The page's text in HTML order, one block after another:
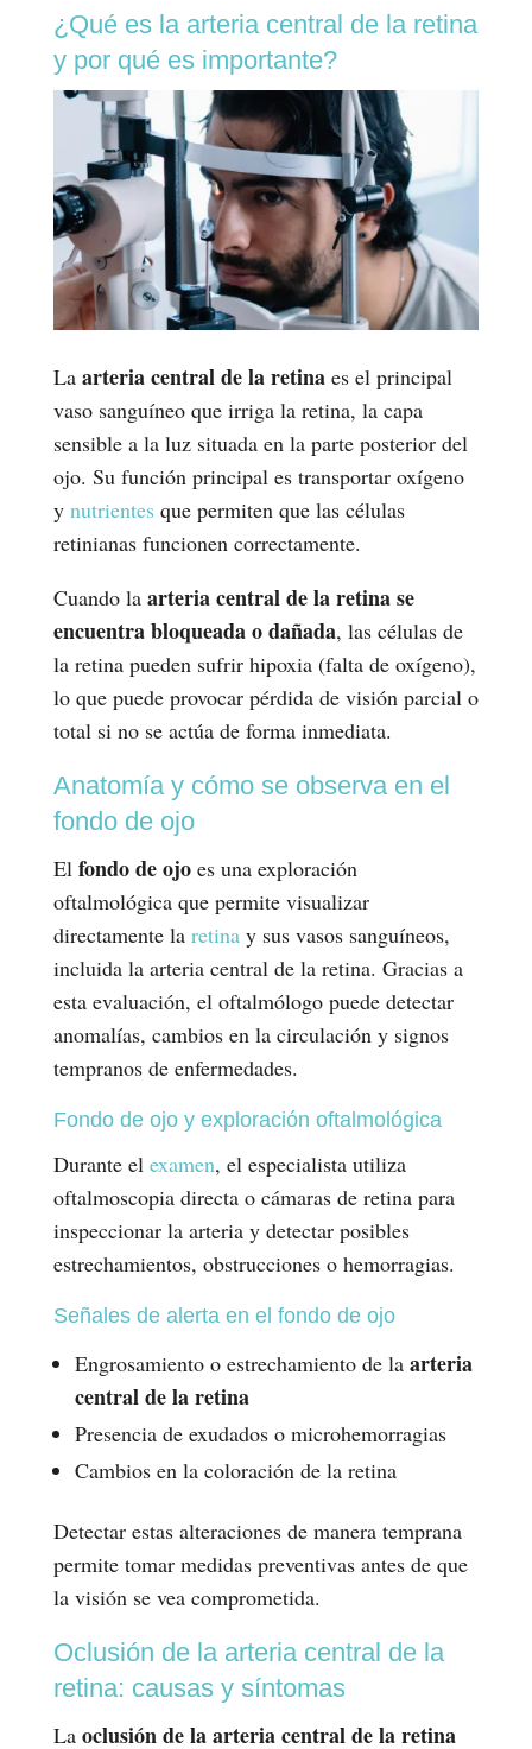
¿Qué es la arteria central de la retina
y por qué es importante?
La arteria central de la retinaes el principal
vaso sanguíneo que irriga la retina, la capa
sensible a la luz situada en la parte posterior del
ojo. Su función principal es transportar oxígeno
y nutrientesque permiten que las células
retinianas funcionen correctamente.
Cuando la arteria central de la retina se
encuentra bloqueada o dañada, las células de
la retina pueden sufrir hipoxia (falta de oxígeno),
lo que puede provocar pérdida de visión parcial o
total si no se actúa de forma inmediata.
Anatomía y cómo se observa en el
fondo de ojo
El fondo de ojoes una exploración
oftalmológica que permite visualizar
directamente la retinay sus vasos sanguíneos,
incluida la arteria central de la retina. Gracias a
esta evaluación, el oftalmólogo puede detectar
anomalías, cambios en la circulación y signos
tempranos de enfermedades.
Fondo de ojo y exploración oftalmológica
Durante el examen, el especialista utiliza
oftalmoscopia directa o cámaras de retina para
inspeccionar la arteria y detectar posibles
estrechamientos, obstrucciones o hemorragias.
Señales de alerta en el fondo de ojo
Engrosamiento o estrechamiento de la arteria
central de la retina
Presencia de exudados o microhemorragias
Cambios en la coloración de la retina
Detectar estas alteraciones de manera temprana
permite tomar medidas preventivas antes de que
la visión se vea comprometida.
Oclusión de la arteria central de la
retina: causas y síntomas
La oclusión de la arteria central de la retina